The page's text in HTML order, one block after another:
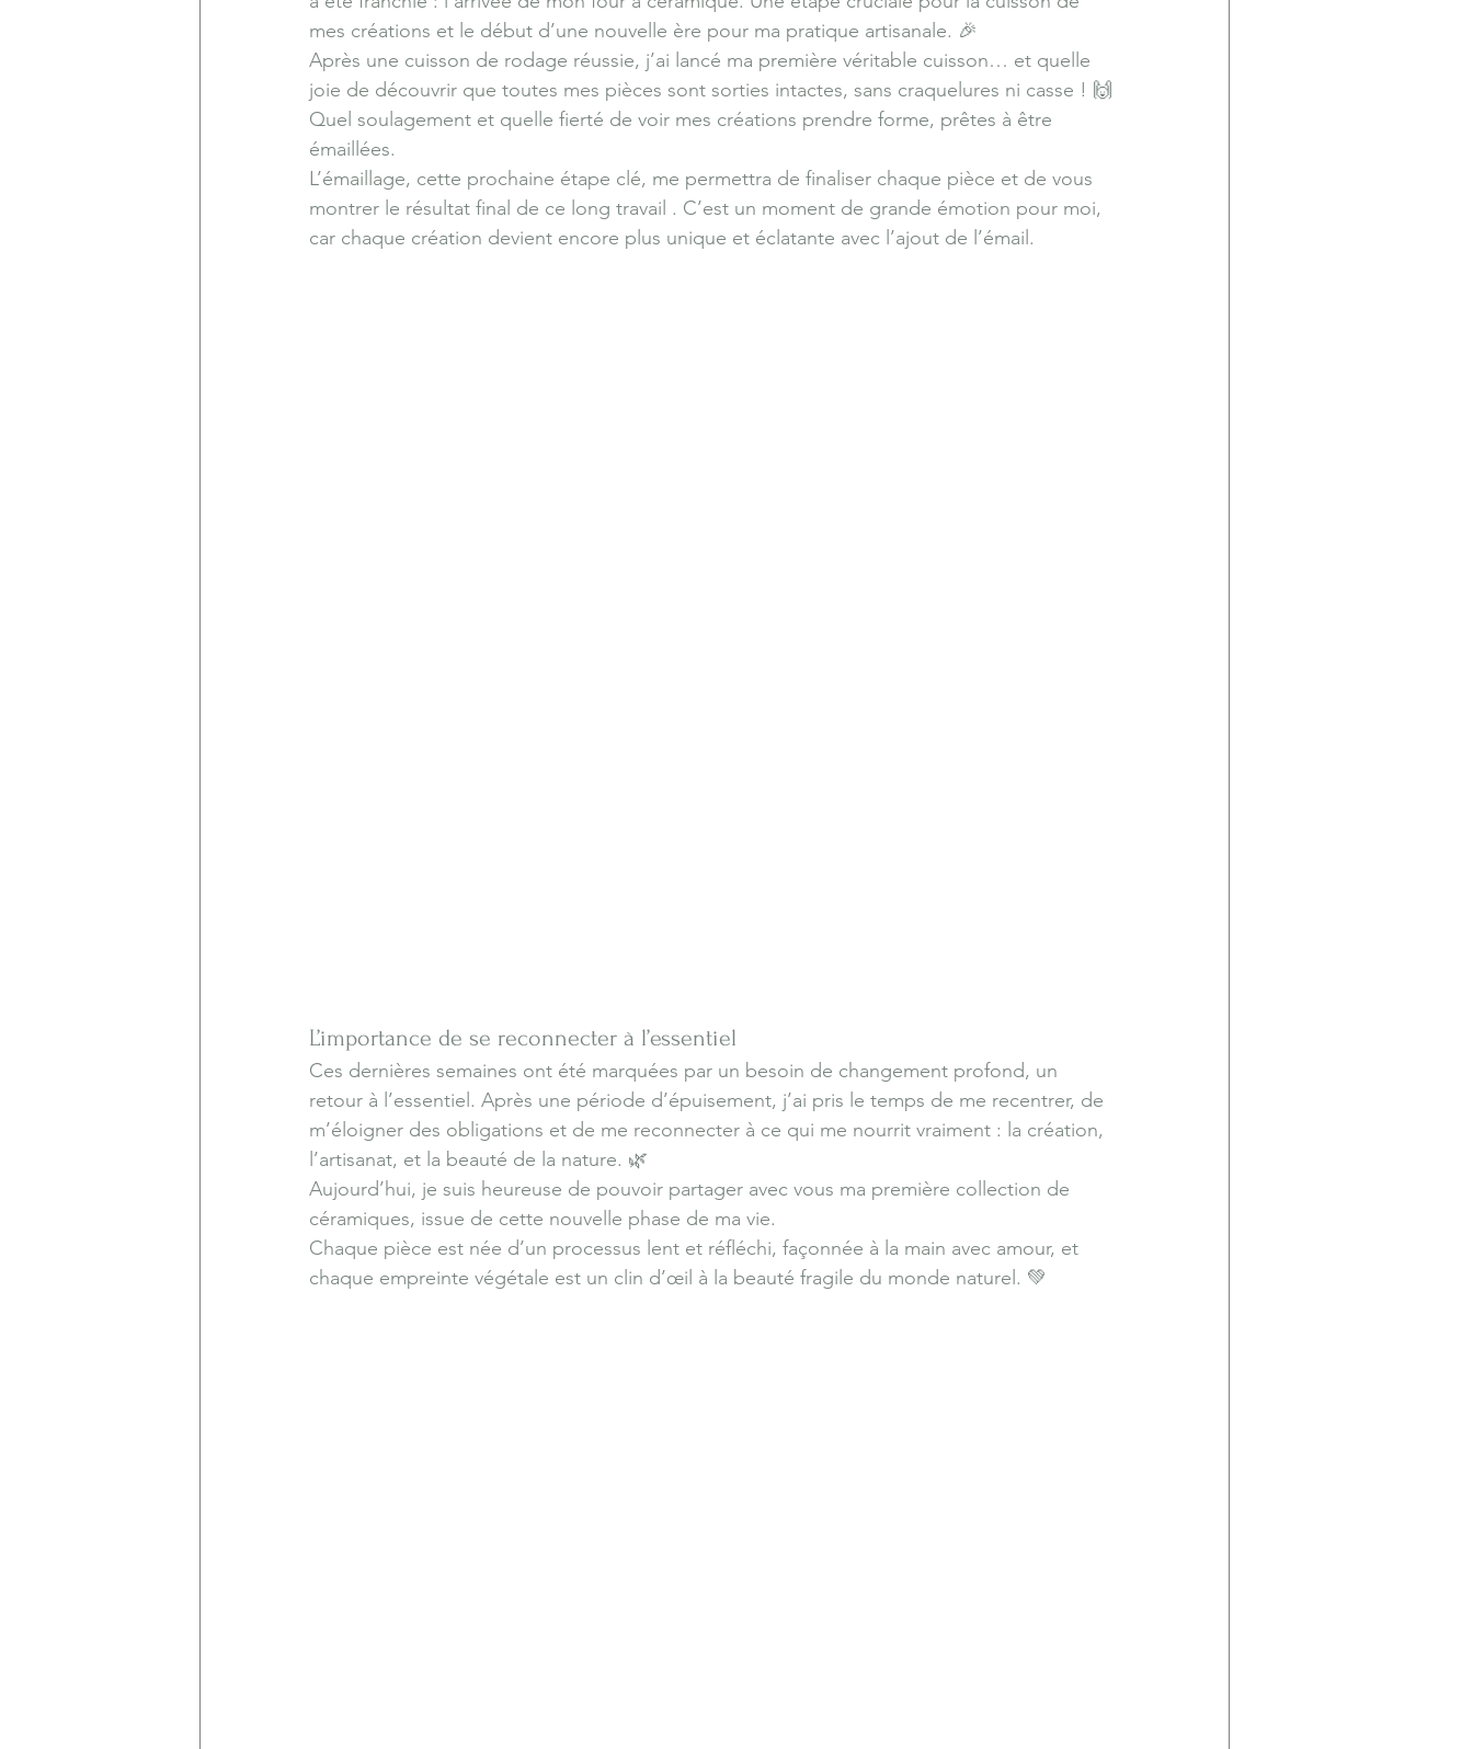
mes créations et le début d’une nouvelle ère pour ma pratique artisanale. 🎉
Après une cuisson de rodage réussie, j’ai lancé ma première véritable cuisson… et quelle
joie de découvrir que toutes mes pièces sont sorties intactes, sans craquelures ni casse ! 🙌
Quel soulagement et quelle fierté de voir mes créations prendre forme, prêtes à être
émaillées.
L’émaillage, cette prochaine étape clé, me permettra de finaliser chaque pièce et de vous
montrer le résultat final de ce long travail . C’est un moment de grande émotion pour moi,
car chaque création devient encore plus unique et éclatante avec l’ajout de l’émail.
L’importance de se reconnecter à l’essentiel
Ces dernières semaines ont été marquées par un besoin de changement profond, un
retour à l’essentiel. Après une période d’épuisement, j’ai pris le temps de me recentrer, de
m’éloigner des obligations et de me reconnecter à ce qui me nourrit vraiment : la création,
l’artisanat, et la beauté de la nature. 🌿
Aujourd’hui, je suis heureuse de pouvoir partager avec vous ma première collection de
céramiques, issue de cette nouvelle phase de ma vie.
Chaque pièce est née d’un processus lent et réfléchi, façonnée à la main avec amour, et
chaque empreinte végétale est un clin d’œil à la beauté fragile du monde naturel. 💚